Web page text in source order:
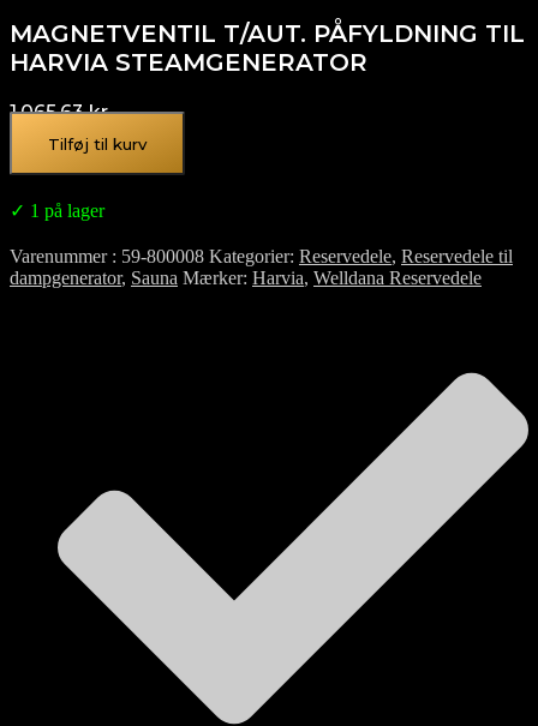
MAGNETVENTIL T/AUT. PÅFYLDNING TIL
HARVIA STEAMGENERATOR
1.065,63kr.
Tilføj til kurv
✓ 1 på lager
Varenummer 59-800008 Kategorier Reservedele, Reservedele til
dampgenerator, Sauna Mærker Harvia, Welldana Reservedele